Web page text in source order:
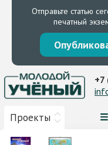
Отправьте статью
печатный
Проекты
+7